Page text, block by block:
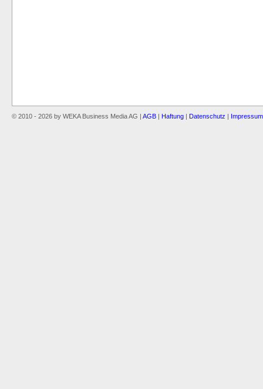
© 2010 - 2026 by WEKA Business Media AG | AGB | Haftung | Datenschutz | Impressum